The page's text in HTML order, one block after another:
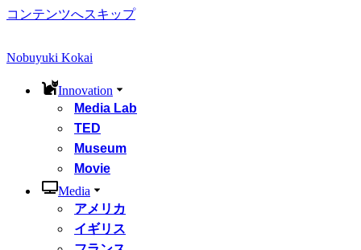
コンテンツへスキップ
Nobuyuki Kokai
Innovation
Media Lab
TED
Museum
Movie
Media
アメリカ
イギリス